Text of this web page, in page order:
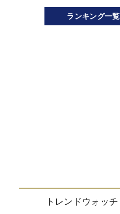
ランキング一覧
トレンドウォッチ